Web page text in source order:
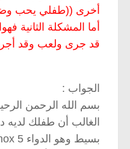
أخرى ((طفلي يحب
أما المشكلة
قد جرى ولعب وقد
الجواب :
بسم الله الرحمن
الغالب أن طفلك لديه
بسيط وهو الدواء vermox 5 مل مرة واحدة فقط كل أسبوعين ثلاث جرعات فقطز